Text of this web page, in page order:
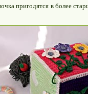
пригодятся в более